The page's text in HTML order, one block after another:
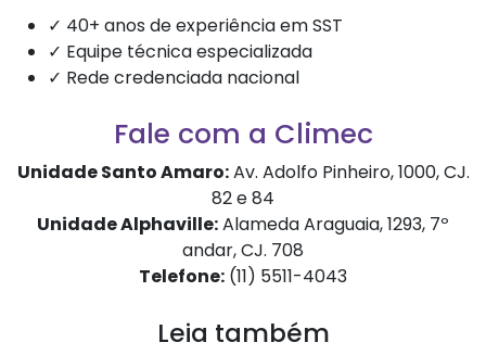
✓ 40+ anos de experiência em SST
✓ Equipe técnica especializada
✓ Rede credenciada nacional
Fale com a Climec
Unidade Santo Amaro:Av. Adolfo Pinheiro, 1000, CJ.
82 e 84
Unidade Alphaville:Alameda Araguaia, 1293, 7º
andar, CJ. 708
Telefone: (11) 5511-4043
Leia também